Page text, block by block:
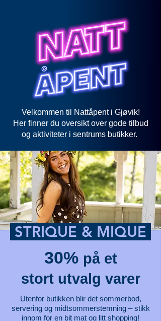
Velkommen til Nattåpent i Gjøvik!
Her finner du oversikt over gode tilbud
og aktiviteter i sentrums butikker.
STRIQUE & MIQUE
30% på et
stort utvalg varer
Utenfor butikken blir det sommerbod,
servering og midtsommerstemning – stikk
innom for en bit mat og litt shopping!